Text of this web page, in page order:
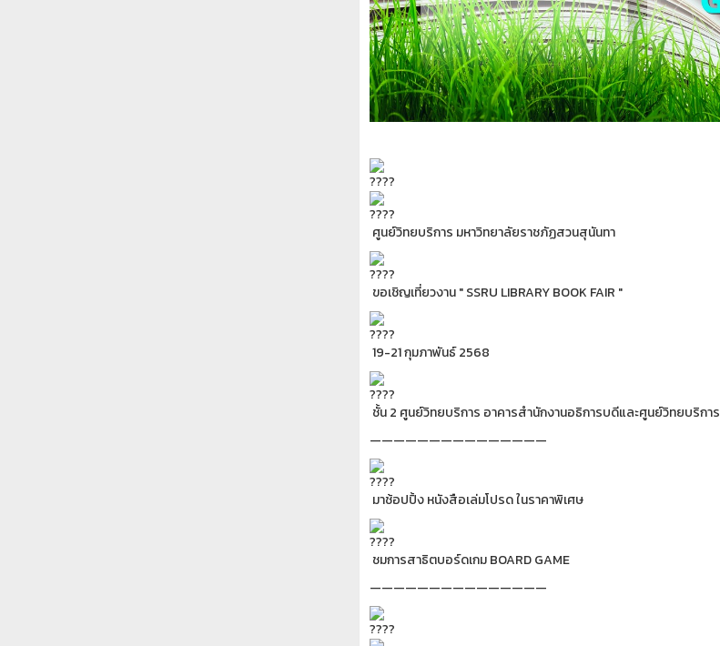
ศูนย์วิทยบริการ มหาวิทยาลัยราชภัฏสวนสุนันทา
ขอเชิญเที่ยวงาน " SSRU LIBRARY BOOK FAIR "
19-21 กุมภาพันธ์ 2568
ชั้น 2 ศูนย์วิทยบริการ อาคารสำนักงานอธิการบดีและศูนย์วิทยบริการ
———————————————
มาช้อปปิ้ง หนังสือเล่มโปรด ในราคาพิเศษ
ชมการสาธิตบอร์ดเกม BOARD GAME
———————————————